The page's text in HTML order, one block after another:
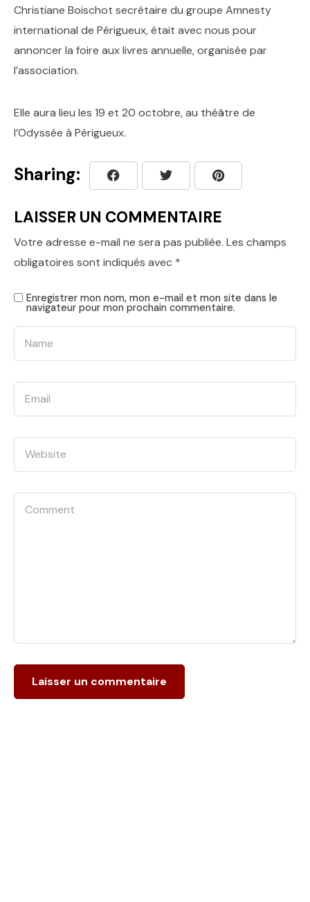
Christiane Boischot secrétaire du groupe Amnesty
international de Périgueux, était avec nous pour
annoncer la foire aux livres annuelle, organisée par
l’association.
Elle aura lieu les 19 et 20 octobre, au théâtre de
l’Odyssée à Périgueux.
Sharing:
LAISSER UN COMMENTAIRE
Votre adresse e-mail ne sera pas publiée. Les champs
obligatoires sont indiqués avec *
Enregistrer mon nom, mon e-mail et mon site dans le
navigateur pour mon prochain commentaire.